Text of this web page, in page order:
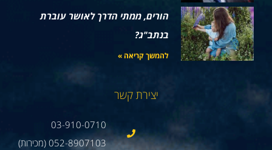
הורים, ממתי הדרך לאושר עוברת
בנתב"ג?
להמשך קריאה »
יצירת קשר
03-910-0710
052-8907103 (מכירות)